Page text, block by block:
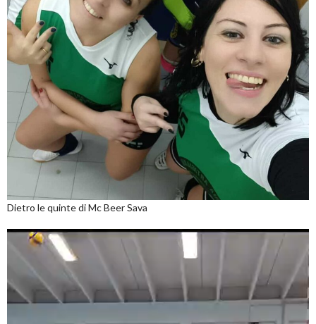
Dietro le quinte di Mc Beer Sava